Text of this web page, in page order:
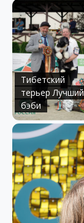
Тибетский
терьер Лучший
бэби